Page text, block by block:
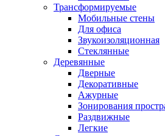
Трансформируемые
Мобильные стены
Для офиса
Звукоизоляционная
Стеклянные
Деревянные
Дверные
Декоративные
Ажурные
Зонирования
Раздвижные
Легкие